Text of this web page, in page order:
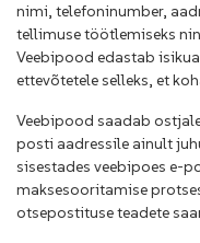
nimi, telefoninumber,
tellimuse töötlemiseks
Veebipood edastab
ettevõtetele selleks, et
Veebipood saadab
posti aadressile ainult
sisestades veebipoes e-
maksesooritamise
otsepostituse teadete